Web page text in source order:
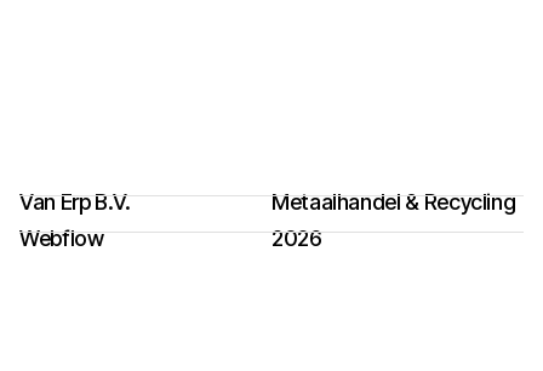
Van Erp B.V.
Webflow
Metaalhandel & Recycling
2026